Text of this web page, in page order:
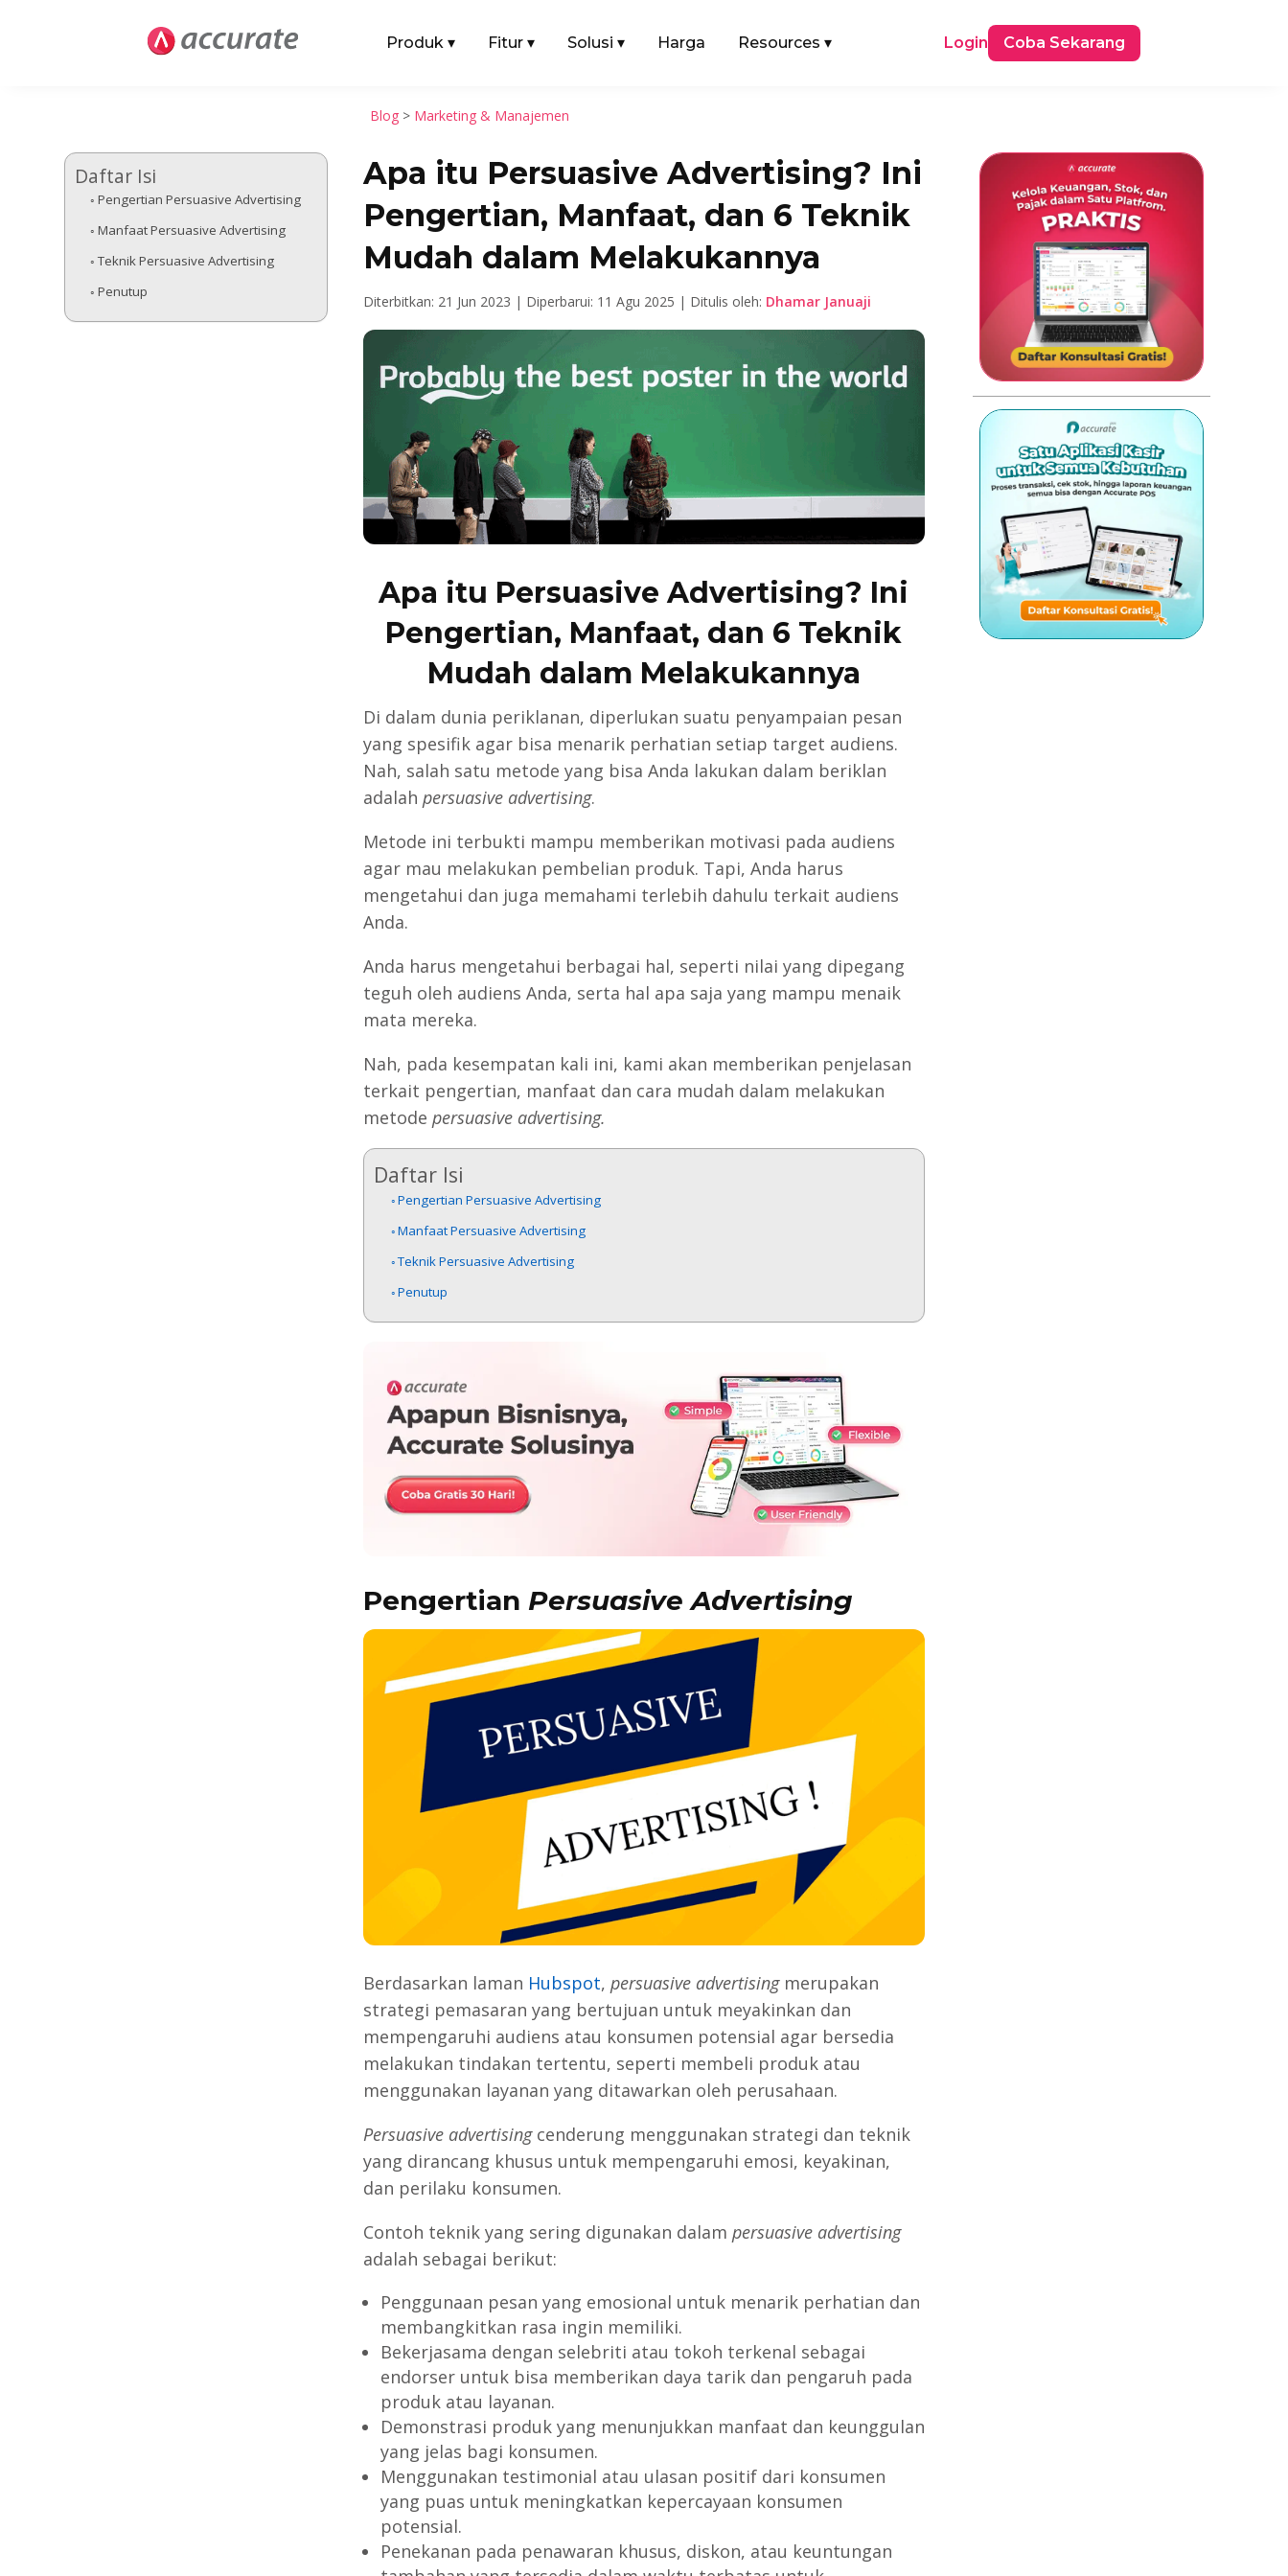
Produk ▾ Fitur ▾ Solusi ▾ Harga Resources ▾ Login Coba Sekarang
Blog > Marketing & Manajemen
Daftar Isi
Pengertian Persuasive Advertising
Manfaat Persuasive Advertising
Teknik Persuasive Advertising
Penutup
Apa itu Persuasive Advertising? Ini
Pengertian, Manfaat, dan 6 Teknik
Mudah dalam Melakukannya
Diterbitkan: 21 Jun 2023 | Diperbarui: 11 Agu 2025 | Ditulis oleh: Dhamar Januaji
Apa itu Persuasive Advertising? Ini
Pengertian, Manfaat, dan 6 Teknik
Mudah dalam Melakukannya
Di dalam dunia periklanan, diperlukan suatu penyampaian pesan
yang spesifik agar bisa menarik perhatian setiap target audiens.
Nah, salah satu metode yang bisa Anda lakukan dalam beriklan
adalah persuasive advertising.
Metode ini terbukti mampu memberikan motivasi pada audiens
agar mau melakukan pembelian produk. Tapi, Anda harus
mengetahui dan juga memahami terlebih dahulu terkait audiens
Anda.
Anda harus mengetahui berbagai hal, seperti nilai yang dipegang
teguh oleh audiens Anda, serta hal apa saja yang mampu menaik
mata mereka.
Nah, pada kesempatan kali ini, kami akan memberikan penjelasan
terkait pengertian, manfaat dan cara mudah dalam melakukan
metode persuasive advertising.
Daftar Isi
Pengertian Persuasive Advertising
Manfaat Persuasive Advertising
Teknik Persuasive Advertising
Penutup
Pengertian Persuasive Advertising
Berdasarkan laman Hubspot, persuasive advertisingmerupakan
strategi pemasaran yang bertujuan untuk meyakinkan dan
mempengaruhi audiens atau konsumen potensial agar bersedia
melakukan tindakan tertentu, seperti membeli produk atau
menggunakan layanan yang ditawarkan oleh perusahaan.
Persuasive advertisingcenderung menggunakan strategi dan teknik
yang dirancang khusus untuk mempengaruhi emosi, keyakinan,
dan perilaku konsumen.
Contoh teknik yang sering digunakan dalam persuasive advertising
adalah sebagai berikut:
Penggunaan pesan yang emosional untuk menarik perhatian dan
membangkitkan rasa ingin memiliki.
Bekerjasama dengan selebriti atau tokoh terkenal sebagai
endorser untuk bisa memberikan daya tarik dan pengaruh pada
produk atau layanan.
Demonstrasi produk yang menunjukkan manfaat dan keunggulan
yang jelas bagi konsumen.
Menggunakan testimonial atau ulasan positif dari konsumen
yang puas untuk meningkatkan kepercayaan konsumen
potensial.
Penekanan pada penawaran khusus, diskon, atau keuntungan